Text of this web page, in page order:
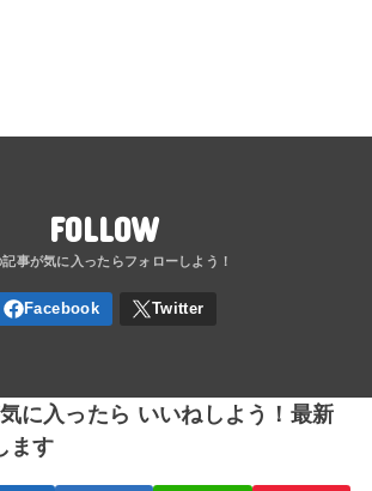
FOLLOW
に入ったら いいねしよう！最新
ます